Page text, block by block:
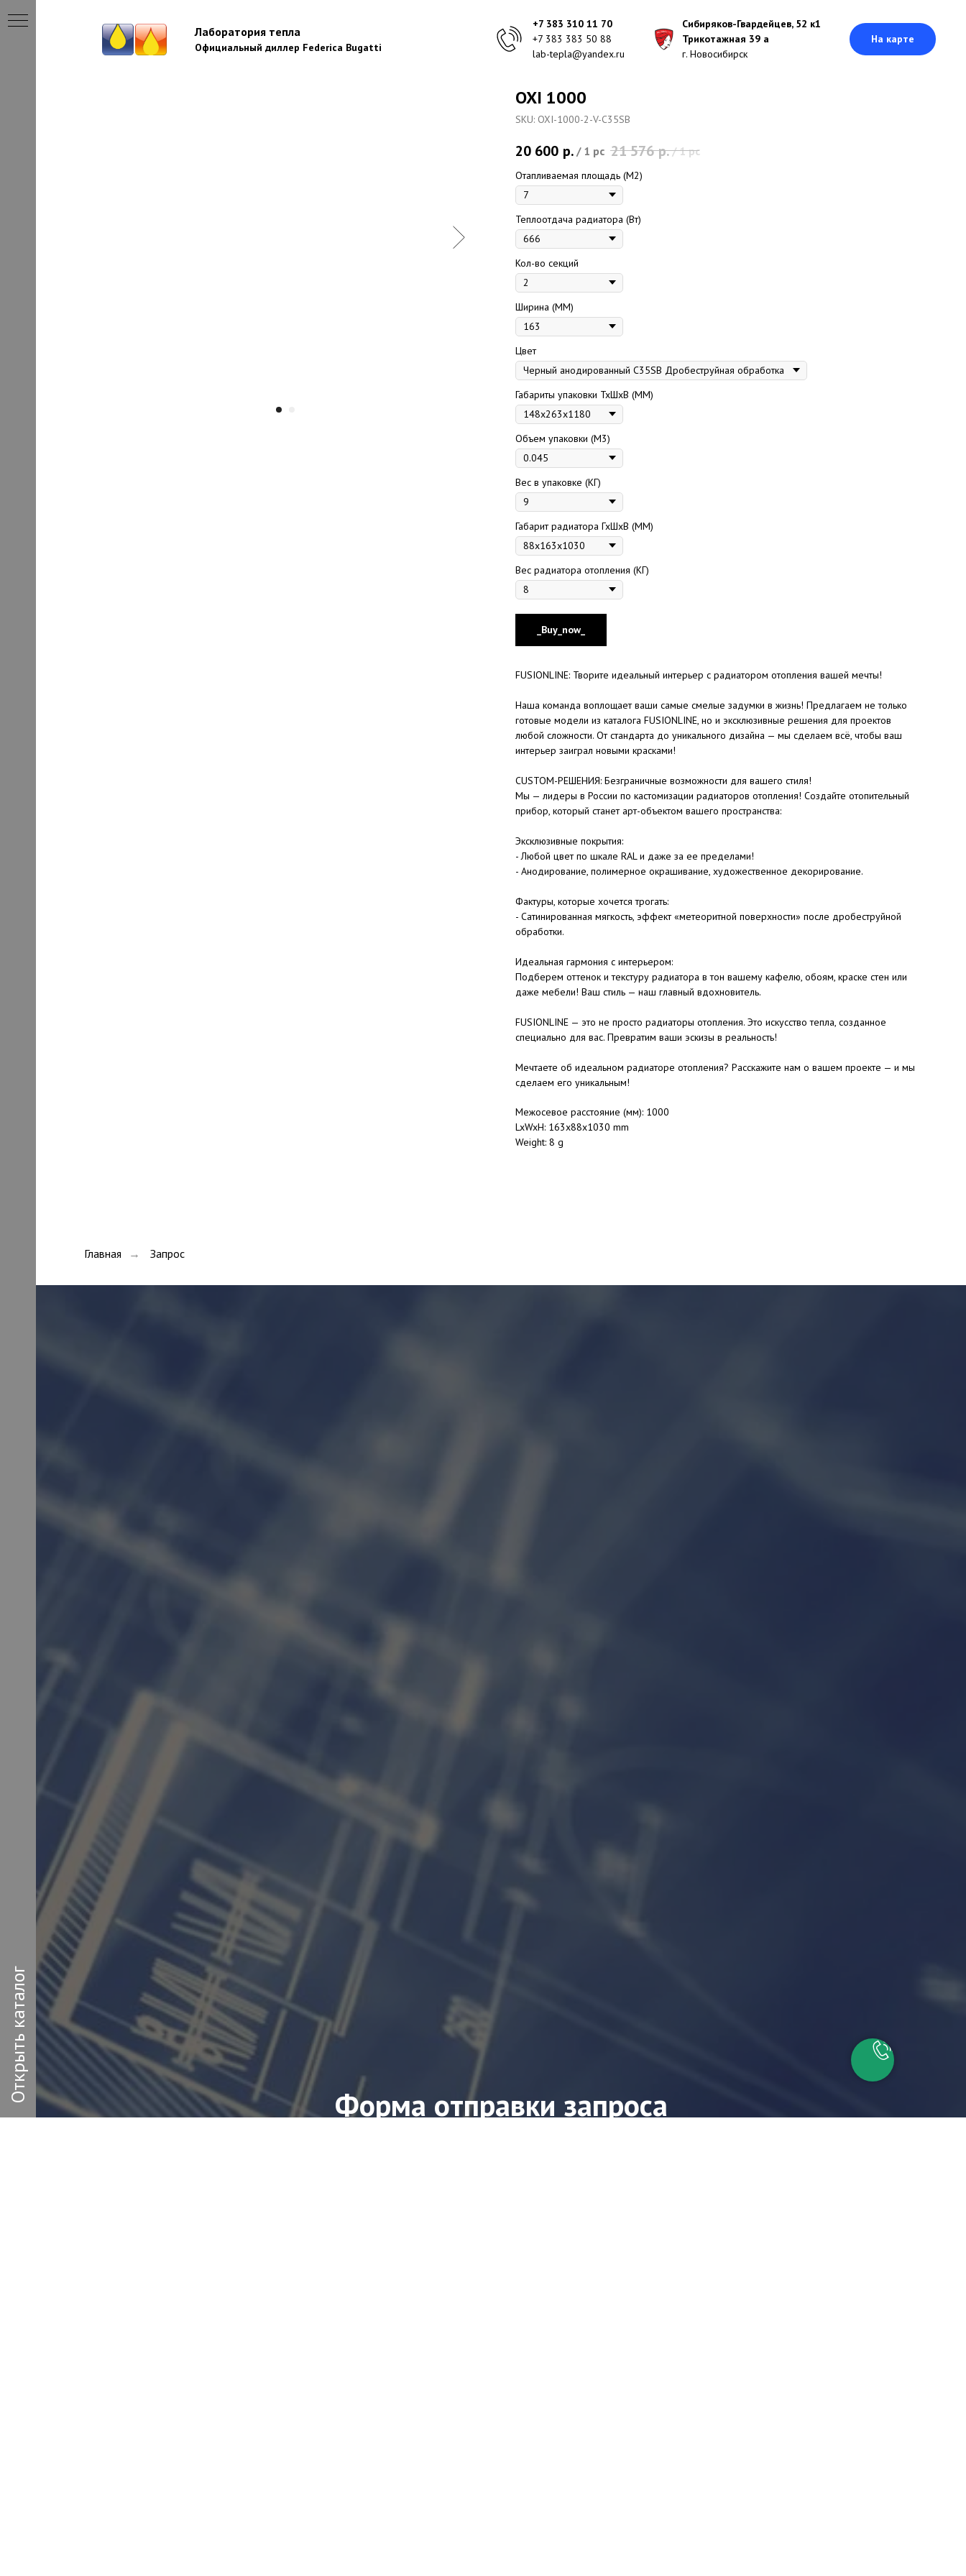
Лаборатория тепла
Официальный диллер Federica Bugatti
+7 383 310 11 70
+7 383 383 50 88
lab-tepla@yandex.ru
Сибиряков-Гвардейцев, 52 к1
Трикотажная 39 а
г. Новосибирск
На карте
Открыть каталог
OXI 1000
SKU: OXI-1000-2-V-C35SB
20 600 р. / 1 pc 21 576 р./1 pc
Отапливаемая площадь (M2)
Теплоотдача радиатора (Вт)
Кол-во секций
Ширина (ММ)
Цвет
Габариты упаковки ТхШхВ (ММ)
Объем упаковки (М3)
Вес в упаковке (КГ)
Габарит радиатора ГхШхВ (ММ)
Вес радиатора отопления (КГ)
_Buy_now_
FUSIONLINE: Творите идеальный интерьер с радиатором отопления вашей мечты!
Наша команда воплощает ваши самые смелые задумки в жизнь! Предлагаем не только
готовые модели из каталога FUSIONLINE, но и эксклюзивные решения для проектов
любой сложности. От стандарта до уникального дизайна — мы сделаем всё, чтобы ваш
интерьер заиграл новыми красками!
CUSTOM-РЕШЕНИЯ: Безграничные возможности для вашего стиля!
Мы — лидеры в России по кастомизации радиаторов отопления! Создайте отопительный
прибор, который станет арт-объектом вашего пространства:
Эксклюзивные покрытия:
- Любой цвет по шкале RAL и даже за ее пределами!
- Анодирование, полимерное окрашивание, художественное декорирование.
Фактуры, которые хочется трогать:
- Сатинированная мягкость, эффект «метеоритной поверхности» после дробеструйной
обработки.
Идеальная гармония с интерьером:
Подберем оттенок и текстуру радиатора в тон вашему кафелю, обоям, краске стен или
даже мебели! Ваш стиль — наш главный вдохновитель.
FUSIONLINE — это не просто радиаторы отопления. Это искусство тепла, созданное
специально для вас. Превратим ваши эскизы в реальность!
Мечтаете об идеальном радиаторе отопления? Расскажите нам о вашем проекте — и мы
сделаем его уникальным!
Межосевое расстояние (мм): 1000
LxWxH: 163x88x1030 mm
Weight: 8 g
Главная → Запрос
Форма отправки запроса